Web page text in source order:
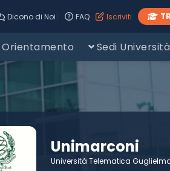
Dicono di Noi| FAQ Iscriviti
Orientamento Sedi Università
Unimarconi
Università Telematica